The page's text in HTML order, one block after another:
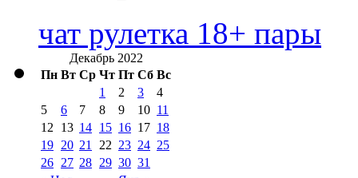
чат рулетка 18+ пары
Декабрь 2022
Пн Вт Ср Чт Пт Сб Вс
1 2 3
4
5
6 7 8 9 10 11
12
13 14 15 16 17 18
19 20 21 22 23 24 25
26 27 28 29 30 31